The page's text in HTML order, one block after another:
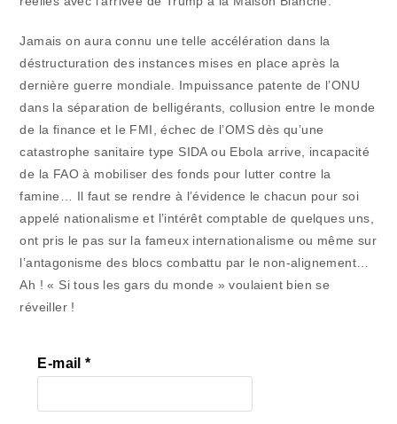
Jamais on aura connu une telle accélération dans la
déstructuration des instances mises en place après la
dernière guerre mondiale. Impuissance patente de l’ONU
dans la séparation de belligérants, collusion entre le monde
de la finance et le FMI, échec de l’OMS dès qu’une
catastrophe sanitaire type SIDA ou Ebola arrive, incapacité
de la FAO à mobiliser des fonds pour lutter contre la
famine… Il faut se rendre à l’évidence le chacun pour soi
appelé nationalisme et l’intérêt comptable de quelques uns,
ont pris le pas sur la fameux internationalisme ou même sur
l’antagonisme des blocs combattu par le non-alignement…
Ah ! « Si tous les gars du monde » voulaient bien se
réveiller !
E-mail*